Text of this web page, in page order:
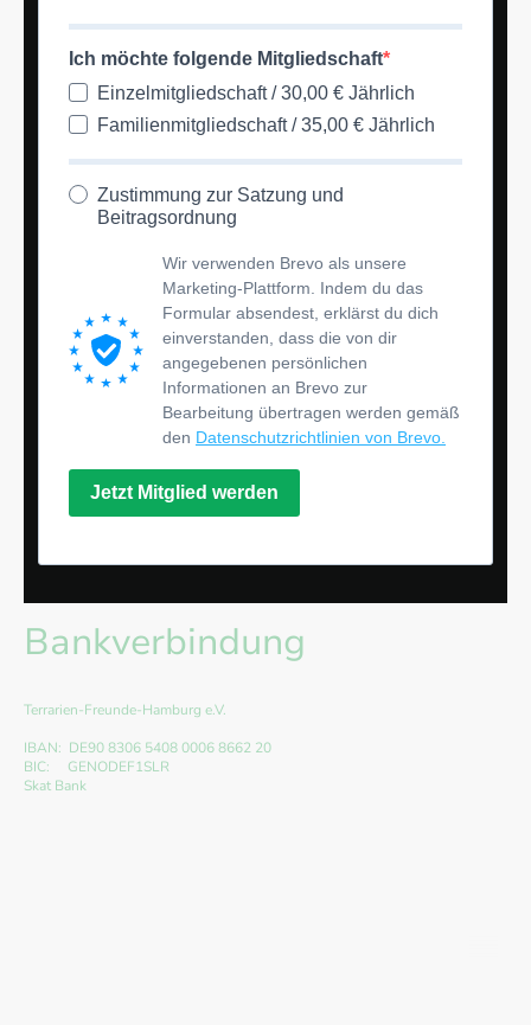
Ich möchte folgende Mitgliedschaft
Einzelmitgliedschaft / 30,00 € Jährlich
Familienmitgliedschaft / 35,00 € Jährlich
Zustimmung zur Satzung und
Beitragsordnung
Wir verwenden Brevo als unsere
Marketing-Plattform. Indem du das
Formular absendest, erklärst du dich
einverstanden, dass die von dir
angegebenen persönlichen
Informationen an Brevo zur
Bearbeitung übertragen werden gemäß
den Datenschutzrichtlinien von Brevo.
Jetzt Mitglied werden
Bankverbindung
Terrarien-Freunde-Hamburg e.V.
IBAN: DE90 8306 5408 0006 8662 20
BIC: GENODEF1SLR
Skat Bank